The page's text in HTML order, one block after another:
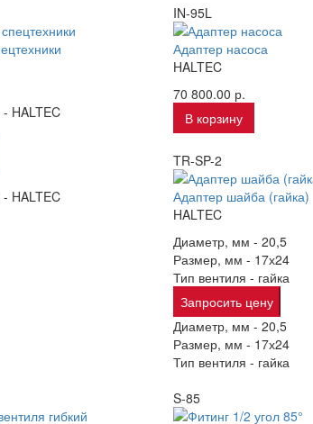
- HALTEC
- HALTEC
IN-95L
Адаптер насоса
HALTEC
70 800.00 р.
В корзину
TR-SP-2
Адаптер шайба (гайка)
HALTEC
Диаметр, мм - 20,5
Размер, мм - 17х24
Тип вентиля - гайка
Запросить цену
Диаметр, мм - 20,5
Размер, мм - 17х24
Тип вентиля - гайка
S-85